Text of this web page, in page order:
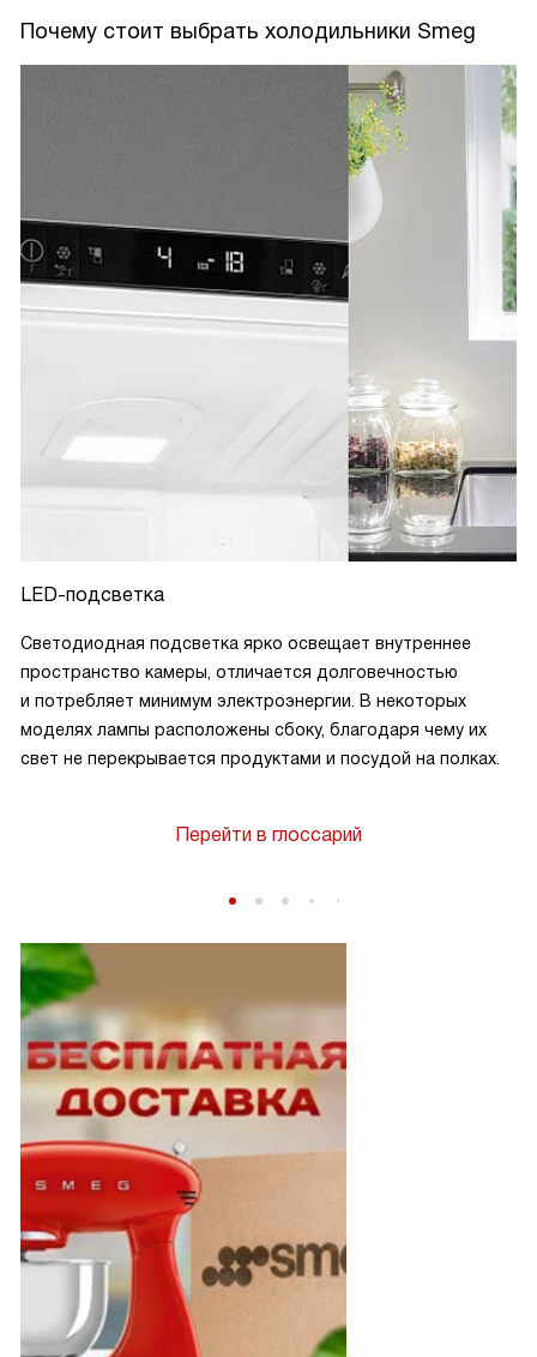
Почему стоит выбрать холодильники Smeg
LED-подсветка
Светодиодная подсветка ярко освещает внутреннее
пространство камеры, отличается долговечностью
и потребляет минимум электроэнергии. В некоторых
моделях лампы расположены сбоку, благодаря чему их
свет не перекрывается продуктами и посудой на полках.
Перейти в глоссарий